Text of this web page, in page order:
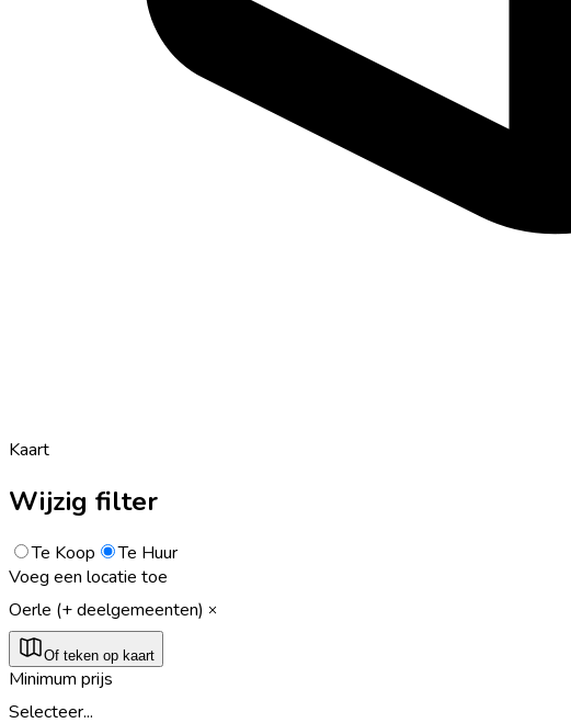
Kaart
Wijzig filter
Te Koop
Te Huur
Voeg een locatie toe
Oerle (+ deelgemeenten)
Of teken op kaart
Minimum prijs
Selecteer...